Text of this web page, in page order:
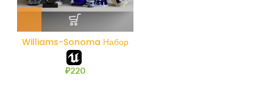
Williams-Sonoma Набор
для домашнего декора 2
₽220